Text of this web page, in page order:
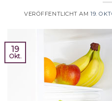
VERÖFFENTLICHT AM19.
19
Okt.